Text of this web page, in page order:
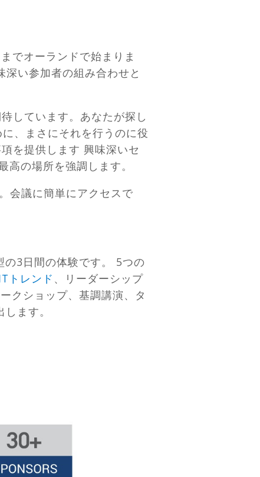
でオーランドで始まりま
い参加者の組み合わせと
しています。あなたが探し
、まさにそれを行うのに役
を提供します 興味深いセ
高の場所を強調します。
会議に簡単にアクセスで
3日間の体験です。 5つの
トレンド 、リーダーシップ
クショップ、基調講演、タ
ます。